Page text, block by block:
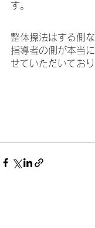
す。
整体操法はする側
指導者の側が本当
せていただいており